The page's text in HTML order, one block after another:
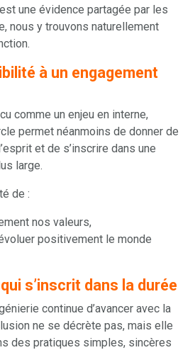
une évidence partagée par les
nous y trouvons naturellement
à un engagement
comme un enjeu en interne,
permet néanmoins de donner de
et de s’inscrire dans une
large.
de :
nos valeurs,
positivement le monde
s’inscrit dans la durée
continue d’avancer avec la
ne se décrète pas, mais elle
des pratiques simples, sincères